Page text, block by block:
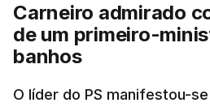
Carneiro admirado
de um primeiro-
banhos
O líder do PS manifestou-